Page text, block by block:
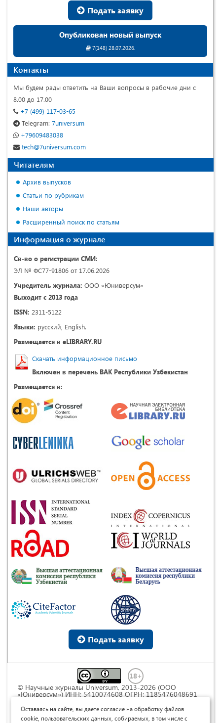
Подать заявку
Опубликован новый выпуск
7(148) 28.07.2026.
Контакты
Мы будем рады ответить на Ваши вопросы в рабочие дни с
8.00 до 17.00
+7 (499) 117-03-65
Telegram: 7universum
+79609483038
tech@7universum.com
Читателям
Архив выпусков
Статьи по рубрикам
Наши авторы
Расширенный поиск по статьям
Информация о журнале
Св-во о регистрации СМИ:
ЭЛ № ФС77-91806 от 17.06.2026
Учредитель журнала: ООО «Юниверсум»
Выходит с 2013 года
ISSN: 2311-5122
Языки: русский, English.
Размещается в eLIBRARY.RU
Скачать информационное письмо
Включен в перечень ВАК Республики Узбекистан
Размещается в:
Подать заявку
© Научные журналы Universum, 2013-2026 (ООО
«Юниверсум») ИНН: 5410074608 ОГРН: 1185476048691
Commons « Attribution» («Атрибуция») 4.0
Непортированная
Оставаясь на сайте, вы даете согласие на обработку файлов
cookie, пользовательских данных, собираемых, в том числе с